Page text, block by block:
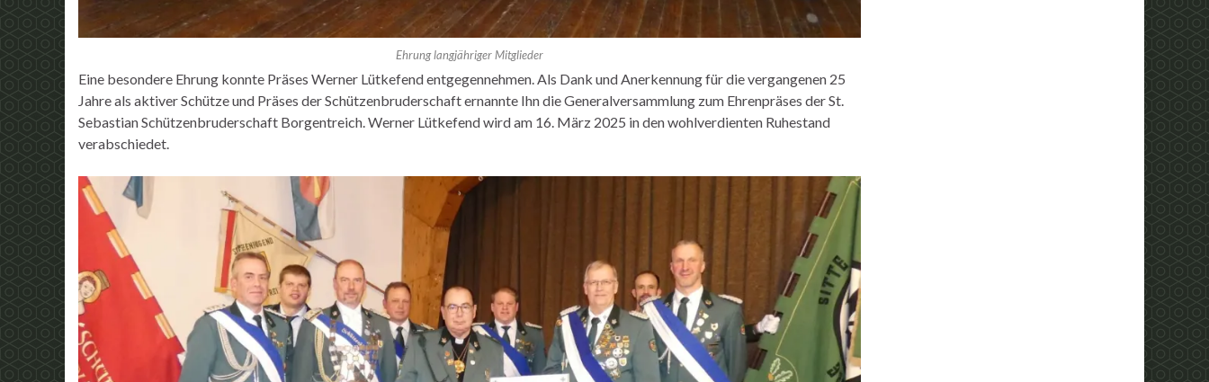
Ehrung langjähriger Mitglieder
Eine besondere Ehrung konnte Präses Werner Lütkefend entgegennehmen. Als Dank und Anerkennung für die vergangenen 25
Jahre als aktiver Schütze und Präses der Schützenbruderschaft ernannte Ihn die Generalversammlung zum Ehrenpräses der St.
Sebastian Schützenbruderschaft Borgentreich. Werner Lütkefend wird am 16. März 2025 in den wohlverdienten Ruhestand
verabschiedet.